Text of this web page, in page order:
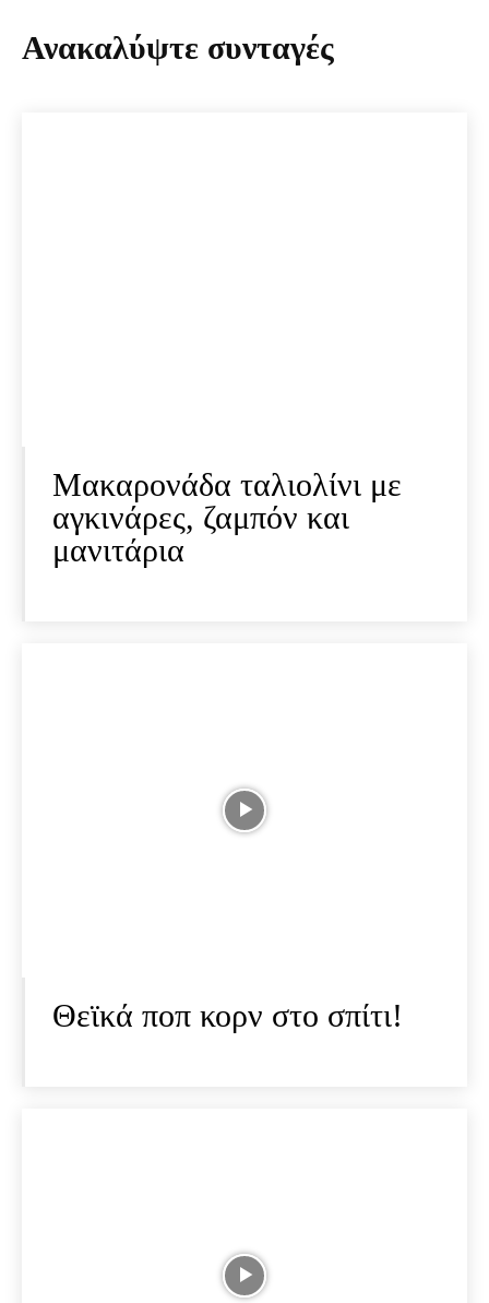
Ανακαλύψτε συνταγές
Μακαρονάδα ταλιολίνι με
αγκινάρες, ζαμπόν και
μανιτάρια
Θεϊκά ποπ κορν στο σπίτι!